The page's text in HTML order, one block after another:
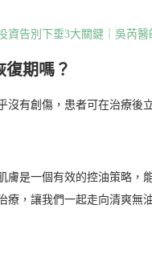
資告別下垂3大關鍵｜吳芮醫
復期嗎？
沒有創傷，患者可在治療後
膚是一個有效的控油策略，
療，讓我們一起走向清爽無